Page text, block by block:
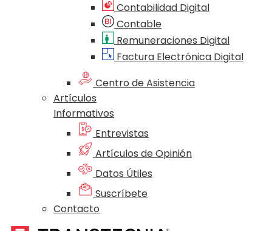
Contabilidad Digital
Contable
Remuneraciones Digital
Factura Electrónica Digital
Centro de Asistencia
Artículos
Informativos
Entrevistas
Artículos de Opinión
Datos Útiles
Suscríbete
Contacto